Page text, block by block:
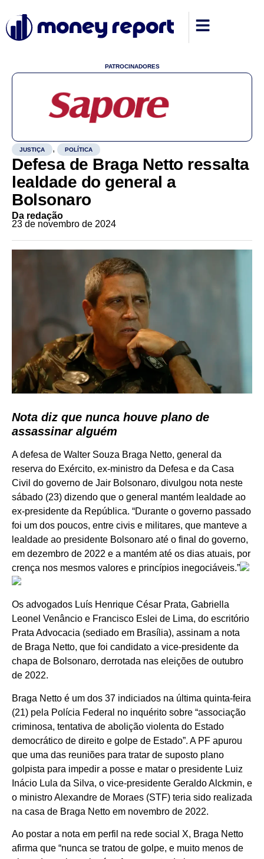
PATROCINADORES
JUSTIÇA , POLÍTICA
Defesa de Braga Netto ressalta
lealdade do general a
Bolsonaro
Da redação
23 de novembro de 2024
Nota diz que nunca houve plano de
assassinar alguém
A defesa de Walter Souza Braga Netto, general da
reserva do Exército, ex-ministro da Defesa e da Casa
Civil do governo de Jair Bolsonaro, divulgou nota neste
sábado (23) dizendo que o general mantém lealdade ao
ex-presidente da República. “Durante o governo passado
foi um dos poucos, entre civis e militares, que manteve a
lealdade ao presidente Bolsonaro até o final do governo,
em dezembro de 2022 e a mantém até os dias atuais, por
crença nos mesmos valores e princípios inegociáveis.”
Os advogados Luís Henrique César Prata, Gabriella
Leonel Venâncio e Francisco Eslei de Lima, do escritório
Prata Advocacia (sediado em Brasília), assinam a nota
de Braga Netto, que foi candidato a vice-presidente da
chapa de Bolsonaro, derrotada nas eleições de outubro
de 2022.
Braga Netto é um dos 37 indiciados na última quinta-feira
(21) pela Polícia Federal no inquérito sobre “associação
criminosa, tentativa de abolição violenta do Estado
democrático de direito e golpe de Estado”. A PF apurou
que uma das reuniões para tratar de suposto plano
golpista para impedir a posse e matar o presidente Luiz
Inácio Lula da Silva, o vice-presidente Geraldo Alckmin, e
o ministro Alexandre de Moraes (STF) teria sido realizada
na casa de Braga Netto em novembro de 2022.
Ao postar a nota em perfil na rede social X, Braga Netto
afirma que “nunca se tratou de golpe, e muito menos de